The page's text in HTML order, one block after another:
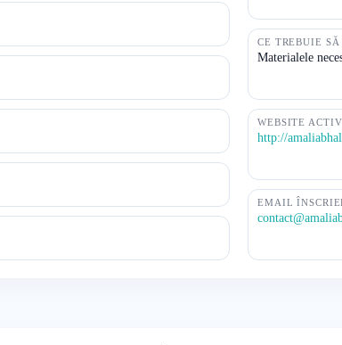
CE TREBUIE
Materialele
WEBSITE
http://
EMAIL